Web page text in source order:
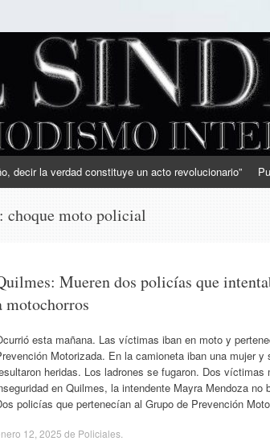
decir la verdad constituye un acto revolucionario”
choque moto policial
Mueren dos policías que
motochorros
esta mañana. Las víctimas iban en moto y
Motorizada. En la camioneta iban una mujer y
heridas. Los ladrones se fugaron. Dos víctimas
en Quilmes, la intendente Mayra Mendoza no
policías que pertenecían al Grupo de Prevención
12, 2025 de Policiales